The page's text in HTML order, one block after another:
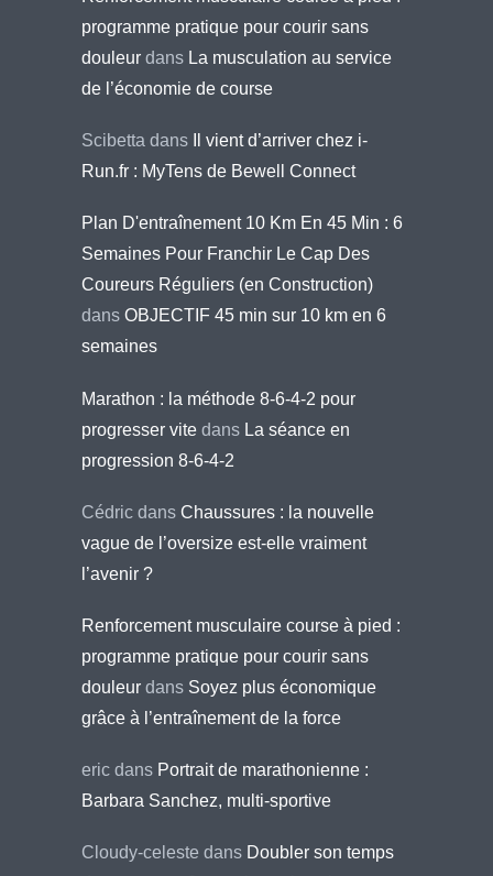
programme pratique pour courir sans
douleur dans La musculation au service
de l’économie de course
Scibetta dans
Il vient d’arriver chez i-
Run.fr : MyTens de Bewell Connect
Plan D'entraînement 10 Km En 45 Min : 6
Semaines Pour Franchir Le Cap Des
Coureurs Réguliers (en Construction)
dans OBJECTIF 45 min sur 10 km en 6
semaines
Marathon : la méthode 8-6-4-2 pour
progresser vite dans La séance en
progression 8-6-4-2
Cédric dans Chaussures : la nouvelle
vague de l’oversize est-elle vraiment
l’avenir ?
Renforcement musculaire course à pied :
programme pratique pour courir sans
douleur dans Soyez plus économique
grâce à l’entraînement de la force
eric dans Portrait de marathonienne :
Barbara Sanchez, multi-sportive
Cloudy-celeste dans Doubler son temps